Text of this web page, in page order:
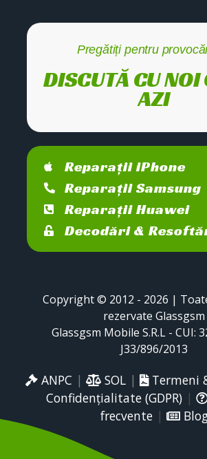
Pregătiți pentru
DISCUTĂ CU NOI
AZI
Reparații iPhone
Reparații Samsung
Reparații Huawei
Decodări &
Copyright © 2012 - 2026 |
rezervate Glassgsm
Glassgsm Mobile S.R.L - CUI:
J33/896/2013
ANPC | SOL| Termeni
Confidențialitate (GDPR) |
frecvente|